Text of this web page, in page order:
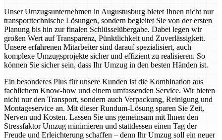
Unser Umzugsunternehmen in Augustusburg bietet Ihnen nicht nur
transporttechnische Lösungen, sondern begleitet Sie von der ersten
Planung bis hin zur finalen Schlüsselübergabe. Dabei legen wir
großen Wert auf Transparenz, Pünktlichkeit und Zuverlässigkeit.
Unsere erfahrenen Mitarbeiter sind darauf spezialisiert, auch
komplexe Umzugsprojekte sicher und effizient zu realisieren. So
können Sie sicher sein, dass Ihr Umzug in den besten Händen ist.
Ein besonderes Plus für unsere Kunden ist die Kombination aus
fachlichem Know-how und einem umfassenden Service. Wir bieten
nicht nur den Transport, sondern auch Verpackung, Reinigung und
Montageservice an. Mit dieser Rundum-Lösung sparen Sie Zeit,
Nerven und Kosten. Lassen Sie uns gemeinsam mit Ihnen den
Stressfaktor Umzug minimieren und stattdessen einen Tag der
Freude und Erleichterung schaffen – denn Ihr Umzug soll ein neuer